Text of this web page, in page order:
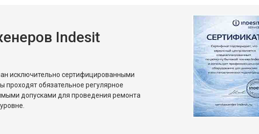
Indesit
исключительно сертифицированными
обязательное регулярное
допусками для проведения ремонта